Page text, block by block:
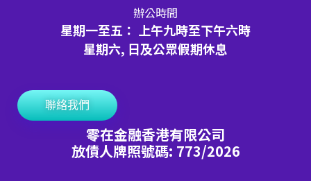
辦公時間
星期一至五： 上午九時至下午六時
星期六, 日及公眾假期休息
聯絡我們
零在金融香港有限公司
放債人牌照號碼: 773/2026